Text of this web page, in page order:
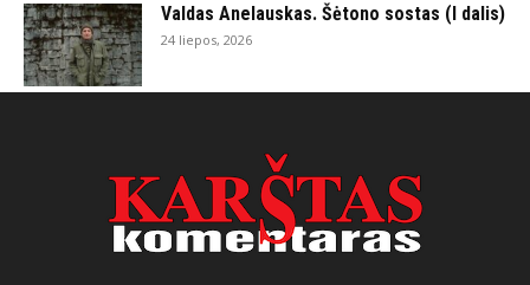
Valdas Anelauskas. Šėtono sostas (I dalis)
24 liepos, 2026